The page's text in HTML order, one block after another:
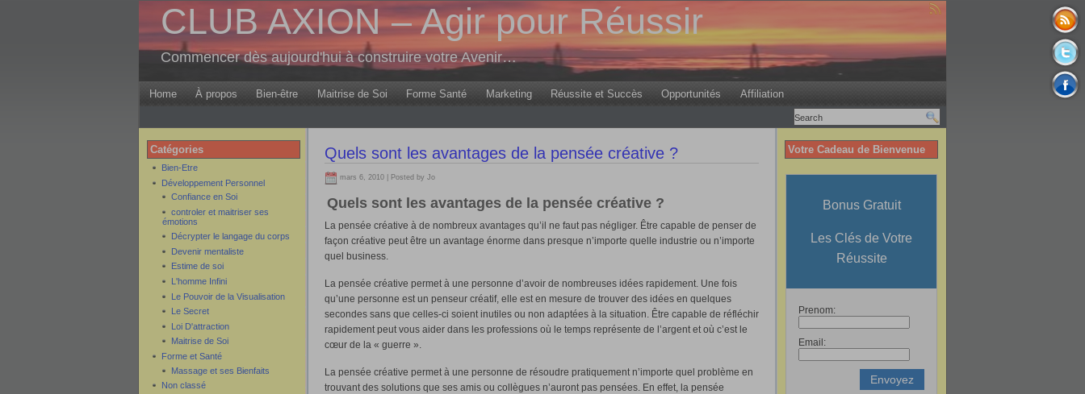
CLUB AXION – Agir pour Réussir
Commencer dès aujourd'hui à construire votre Avenir…
Home À propos Bien-être Maitrise de Soi Forme Santé Marketing Réussite et Succès Opportunités Affiliation
Catégories
Bien-Etre
Développement Personnel
Confiance en Soi
controler et maitriser ses
émotions
Décrypter le langage du corps
Devenir mentaliste
Estime de soi
L'homme Infini
Le Pouvoir de la Visualisation
Le Secret
Loi D'attraction
Maitrise de Soi
Forme et Santé
Massage et ses Bienfaits
Non classé
Quels sont les avantages de la pensée créative ?
mars 6, 2010 | Posted by Jo
Quels sont les avantages de la pensée créative ?
La pensée créative à de nombreux avantages qu’il ne faut pas négliger. Être capable de penser de
façon créative peut être un avantage énorme dans presque n’importe quelle industrie ou n’importe
quel business.
La pensée créative permet à une personne d’avoir de nombreuses idées rapidement. Une fois
qu’une personne est un penseur créatif, elle est en mesure de trouver des idées en quelques
secondes sans que celles-ci soient inutiles ou non adaptées à la situation. Être capable de réfléchir
rapidement peut vous aider dans les professions où le temps représente de l’argent et où c’est le
cœur de la « guerre ».
La pensée créative permet à une personne de résoudre pratiquement n’importe quel problème en
trouvant des solutions que ses amis ou collègues n’auront pas pensées. En effet, la pensée
Votre Cadeau de Bienvenue
Bonus Gratuit
Les Clés de Votre
Réussite
Prenom:
Email: